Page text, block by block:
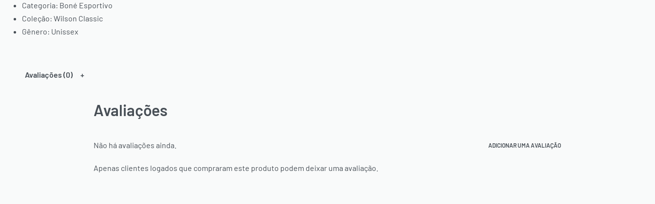
Categoria: Boné Esportivo
Coleção: Wilson Classic
Gênero: Unissex
Avaliações (0)
Avaliações
Não há avaliações ainda. ADICIONAR UMA AVALIAÇÃO
Apenas clientes logados que compraram este produto podem deixar uma avaliação.